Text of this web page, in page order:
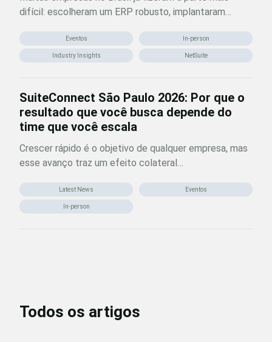
difícil: escolheram um ERP robusto, implantaram…
Eventos In-person
Industry Insights NetSuite
SuiteConnect São Paulo 2026: Por que o
resultado que você busca depende do
time que você escala
Crescer rápido é o objetivo de qualquer empresa, mas
esse avanço traz um efeito colateral…
Latest News Eventos
In-person
Todos os artigos